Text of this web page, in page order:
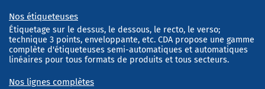
Nos étiqueteuses
Étiquetage sur le dessus, le dessous, le recto, le verso;
technique 3 points, enveloppante, etc. CDA propose une gamme
complète d'étiqueteuses semi-automatiques et automatiques
linéaires pour tous formats de produits et tous secteurs.
Nos lignes complètes